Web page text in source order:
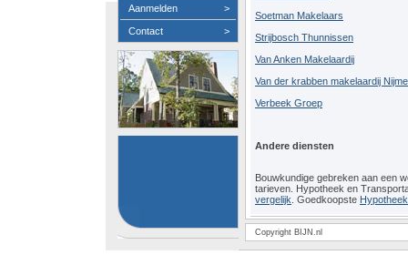
Aanmelden >
Contact >
Soetman Makelaars
Strijbosch Thunnissen
Van Anken Makelaardij
Van der krabben makelaardij
Verbeek Groep
Andere diensten
Bouwkundige gebreken aan een
tarieven. Hypotheek en
vergelijk . Goedkoopste
Copyright BIJN.nl